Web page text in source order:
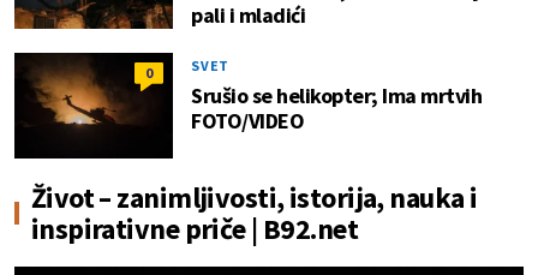
pali i mladići
0 SVET
Srušio se helikopter; Ima mrtvih
FOTO/VIDEO
Život – zanimljivosti, istorija, nauka i
inspirativne priče | B92.net